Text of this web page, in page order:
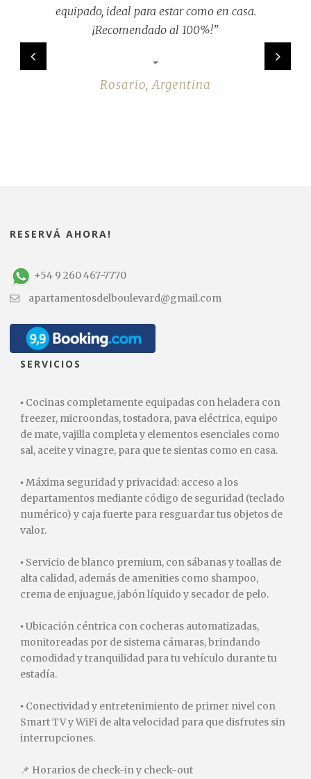
es perfecta para recorrer la ciudad. Volveremos seguro."
Nadia, Argentina
RESERVÁ AHORA!
+54 9 260 467-7770
apartamentosdelboulevard@gmail.com
SERVICIOS
▪️ Cocinas completamente equipadas con heladera con
freezer, microondas, tostadora, pava eléctrica, equipo
de mate, vajilla completa y elementos esenciales como
sal, aceite y vinagre, para que te sientas como en casa.
▪️ Máxima seguridad y privacidad: acceso a los
departamentos mediante código de seguridad (teclado
numérico) y caja fuerte para resguardar tus objetos de
valor.
▪️ Servicio de blanco premium, con sábanas y toallas de
alta calidad, además de amenities como shampoo,
crema de enjuague, jabón líquido y secador de pelo.
▪️ Ubicación céntrica con cocheras automatizadas,
monitoreadas por de sistema cámaras, brindando
comodidad y tranquilidad para tu vehículo durante tu
estadía.
▪️ Conectividad y entretenimiento de primer nivel con
Smart TV y WiFi de alta velocidad para que disfrutes sin
interrupciones.
📌 Horarios de check-in y check-out